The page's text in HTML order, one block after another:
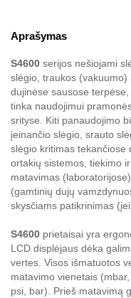
Aprašymas
S4600 serijos nešiojami
slėgio, traukos
dujinėse sausose
tinka naudojimui
srityse. Kiti panaudojimo
įeinančio slėgio, srauto
slėgio kritimas tekančiose
ortakių sistemos, tiekimo
matavimas
(gamtinių dujų
skysčiams patikrinimas
S4600 prietaisai yra
LCD displėjaus dėka
vertes. Visos išmatuotos
matavimo vienetais
psi, bar). Prieš matavimą